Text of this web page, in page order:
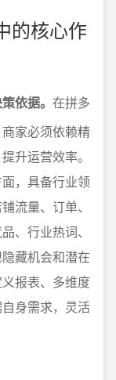
的核心作
依据。 在拼多
家必须依赖精
升运营效率。
，具备行业领
流量、订单、
、行业热词、
藏机会和潜在
报表、多维度
身需求，灵活